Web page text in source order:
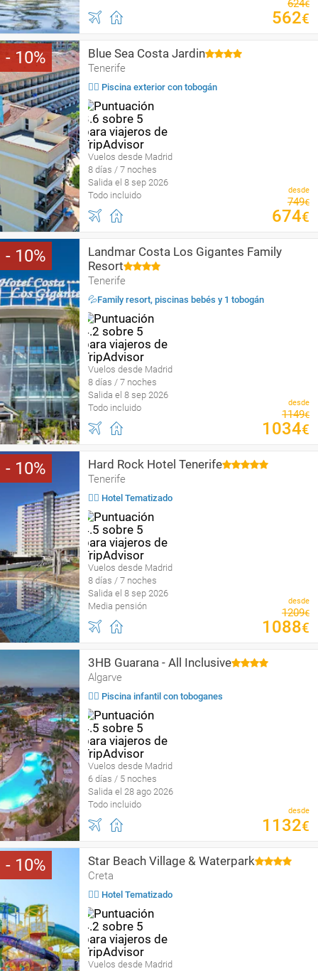
624€
562€
10 Blue Sea Costa Jardin
Tenerife
🏄‍♀️ Piscina exterior con tobogán
Vuelos desde Madrid
8 días / 7 noches
Salida el 8 sep 2026
Todo incluido
desde
749€
674€
10
Landmar Costa Los Gigantes Family
Resort
Tenerife
💦Family resort, piscinas bebés y 1 tobogán
Vuelos desde Madrid
8 días / 7 noches
Salida el 8 sep 2026
Todo incluido
desde
1149€
1034€
10 Hard Rock Hotel Tenerife
Tenerife
🤹‍♀️ Hotel Tematizado
Vuelos desde Madrid
8 días / 7 noches
Salida el 8 sep 2026
Media pensión
desde
1209€
1088€
3HB Guarana - All Inclusive
Algarve
🏄‍♀️ Piscina infantil con toboganes
Vuelos desde Madrid
6 días / 5 noches
Salida el 28 ago 2026
Todo incluido
desde
1132€
10 Star Beach Village & Waterpark
Creta
🤹‍♀️ Hotel Tematizado
Vuelos desde Madrid